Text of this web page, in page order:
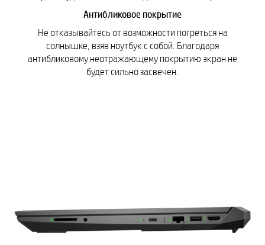
Антибликовое покрытие
Не отказывайтесь от возможности погреться на
солнышке, взяв ноутбук с собой. Благодаря
антибликовому неотражающему покрытию экран не
будет сильно засвечен.